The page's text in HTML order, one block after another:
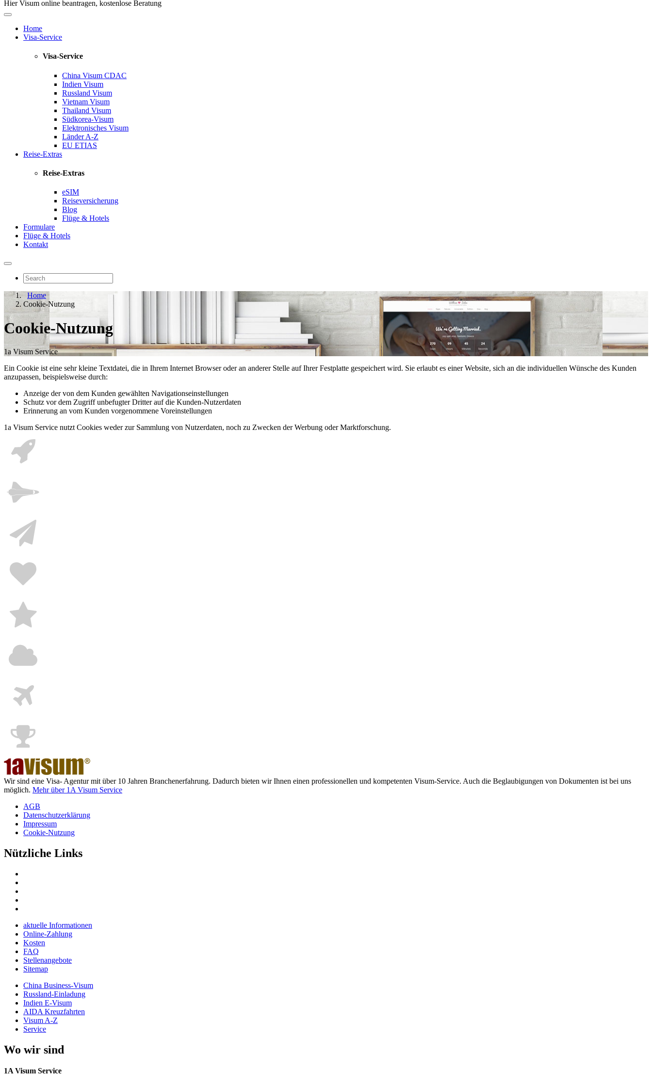
Hier Visum online beantragen, kostenlose Beratung
Home
Visa-Service
Visa-Service
China Visum CDAC
Indien Visum
Russland Visum
Vietnam Visum
Thailand Visum
Südkorea-Visum
Elektronisches Visum
Länder A-Z
EU ETIAS
Reise-Extras
Reise-Extras
eSIM
Reiseversicherung
Blog
Flüge & Hotels
Formulare
Flüge & Hotels
Kontakt
Home
Cookie-Nutzung
Cookie-Nutzung
1a Visum Service
Ein Cookie ist eine sehr kleine Textdatei, die in Ihrem Internet Browser oder an anderer Stelle auf Ihrer Festplatte gespeichert wird. Sie erlaubt es einer Website, sich an die individuellen Wünsche des Kunden
anzupassen, beispielsweise durch:
Anzeige der von dem Kunden gewählten Navigationseinstellungen
Schutz vor dem Zugriff unbefugter Dritter auf die Kunden-Nutzerdaten
Erinnerung an vom Kunden vorgenommene Voreinstellungen
1a Visum Service nutzt Cookies weder zur Sammlung von Nutzerdaten, noch zu Zwecken der Werbung oder Marktforschung.
Wir sind eine Visa- Agentur mit über 10 Jahren Branchenerfahrung. Dadurch bieten wir Ihnen einen professionellen und kompetenten Visum-Service. Auch die Beglaubigungen von Dokumenten ist bei uns
möglich. Mehr über 1A Visum Service
AGB
Datenschutzerklärung
Impressum
Cookie-Nutzung
Nützliche Links
aktuelle Informationen
Online-Zahlung
Kosten
FAQ
Stellenangebote
Sitemap
China Business-Visum
Russland-Einladung
Indien E-Visum
AIDA Kreuzfahrten
Visum A-Z
Service
Wo wir sind
1A Visum Service